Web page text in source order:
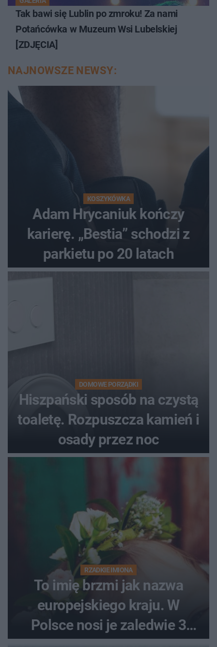
Tak bawi się Lublin po zmroku! Za nami
Potańcówka w Muzeum Wsi Lubelskiej
[ZDJĘCIA]
NAJNOWSZE NEWSY:
KOSZYKÓWKA
Adam Hrycaniuk kończy
karierę. „Bestia” schodzi z
parkietu po 20 latach
DOMOWE PORZĄDKI
Hiszpański sposób na czystą
toaletę. Rozpuszcza kamień i
osady przez noc
RZADKIE IMIONA
To imię brzmi jak nazwa
europejskiego kraju. W
Polsce nosi je zaledwie 3